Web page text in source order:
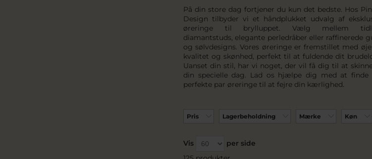
På din store dag fortjener du kun det bedste. Hos
Design tilbyder vi et håndplukket udvalg af
øreringe til brylluppet. Vælg mellem
diamantstuds, elegante perledråber eller raffinerede
og sølvdesigns. Vores øreringe er fremstillet med
kvalitet og skønhed, perfekt til at fuldende dit
Uanset din stil, har vi noget, der vil få dig til at
din specielle dag. Lad os hjælpe dig med at finde
perfekte par øreringe til at fejre din kærlighed.
Pris Lagerbeholdning Mærke Køn
Vis
per side